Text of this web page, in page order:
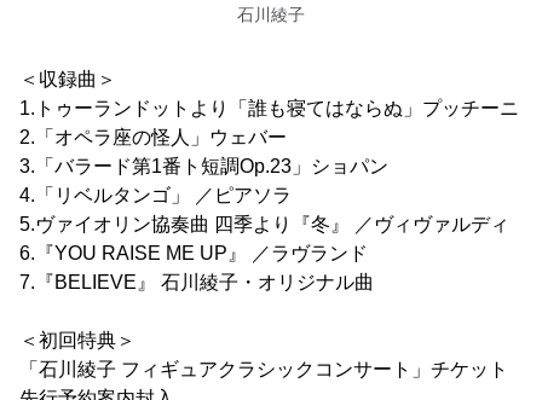
石川綾子
＜収録曲＞
1.トゥーランドットより「誰も寝てはならぬ」プッチーニ
2.「オペラ座の怪人」ウェバー
3.「バラード第1番ト短調Op.23」ショパン
4.「リベルタンゴ」 ／ピアソラ
5.ヴァイオリン協奏曲 四季より『冬』 ／ヴィヴァルディ
6.『YOU RAISE ME UP』 ／ラヴランド
7.『BELIEVE』 石川綾子・オリジナル曲
＜初回特典＞
「石川綾子 フィギュアクラシックコンサート」チケット